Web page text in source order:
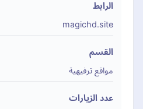
الرابط
magichd.site
القسم
مواقع ترفيهية
عدد الزيارات